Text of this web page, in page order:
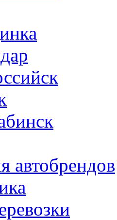
автобрендов